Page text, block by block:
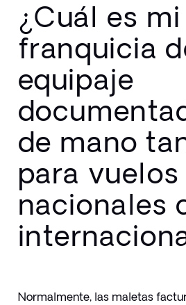
¿Cuál es mi
franquicia
equipaje
de mano
para vuelos
nacionales
Normalmente, las maletas